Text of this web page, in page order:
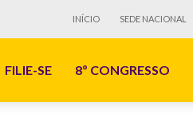
INÍCIO SEDE NACIONAL
FILIE-SE 8º CONGRESSO